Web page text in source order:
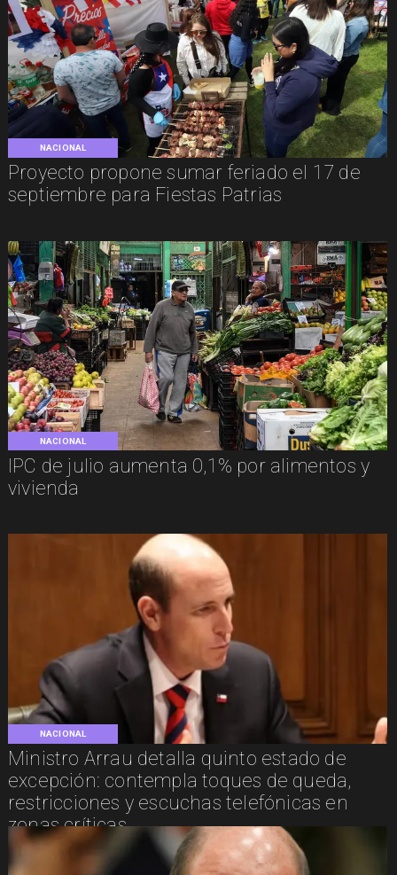
NACIONAL
Proyecto propone sumar feriado el 17 de
septiembre para Fiestas Patrias
NACIONAL
IPC de julio aumenta 0,1% por alimentos y
vivienda
NACIONAL
Ministro Arrau detalla quinto estado de
excepción: contempla toques de queda,
restricciones y escuchas telefónicas en
zonas críticas